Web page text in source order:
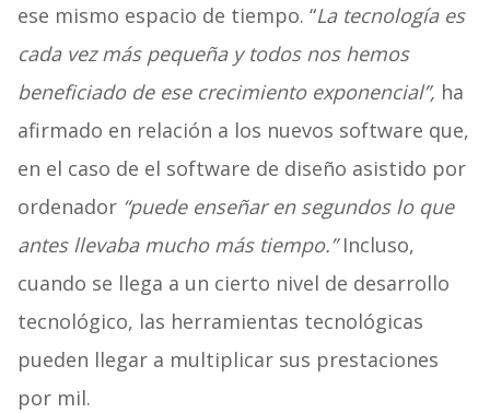
ese mismo espacio de tiempo. “La tecnología es
cada vez más pequeña y todos nos hemos
beneficiado de ese crecimiento exponencial”, ha
afirmado en relación a los nuevos software que,
en el caso de el software de diseño asistido por
ordenador “puede enseñar en segundos lo que
antes llevaba mucho más tiempo.”Incluso,
cuando se llega a un cierto nivel de desarrollo
tecnológico, las herramientas tecnológicas
pueden llegar a multiplicar sus prestaciones
por mil.